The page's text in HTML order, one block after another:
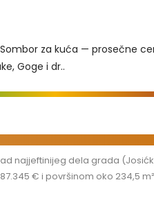
za kuća — prosečne
Goge i dr..
najjeftinijeg dela grada
€ i površinom oko 234,5